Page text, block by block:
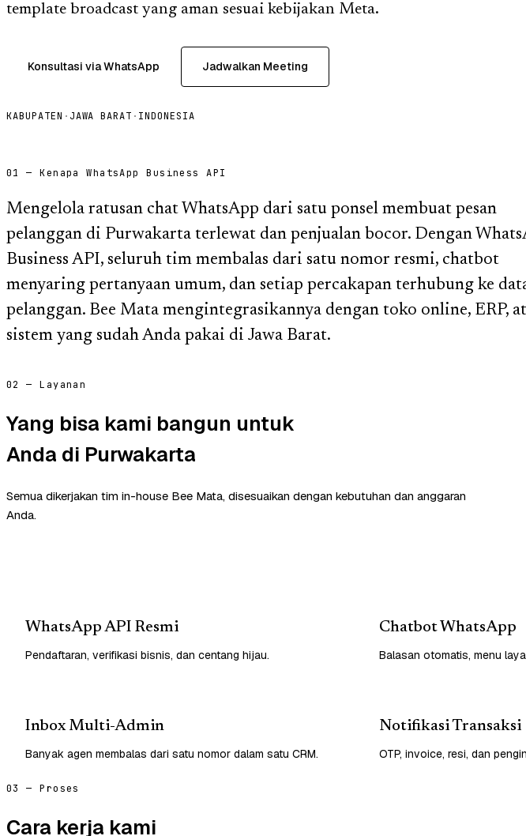
template broadcast yang aman sesuai kebijakan Meta.
Konsultasi via WhatsApp Jadwalkan Meeting
KABUPATEN · JAWA BARAT · INDONESIA
01 — Kenapa WhatsApp Business API
Mengelola ratusan chat WhatsApp dari satu ponsel membuat pesan
pelanggan di Purwakarta terlewat dan penjualan bocor. Dengan
Business API, seluruh tim membalas dari satu nomor resmi, chatbot
menyaring pertanyaan umum, dan setiap percakapan terhubung ke
pelanggan. Bee Mata mengintegrasikannya dengan toko online, ERP,
sistem yang sudah Anda pakai di Jawa Barat.
02 — Layanan
Yang bisa kami bangun untuk
Anda di Purwakarta
Semua dikerjakan tim in-house Bee Mata, disesuaikan dengan kebutuhan dan anggaran
Anda.
WhatsApp API Resmi
Pendaftaran, verifikasi bisnis, dan centang hijau.
Chatbot WhatsApp
Balasan otomatis, menu
Inbox Multi-Admin
Banyak agen membalas dari satu nomor dalam satu CRM.
Notifikasi Transaksi
OTP, invoice, resi, dan
03 — Proses
Cara kerja kami